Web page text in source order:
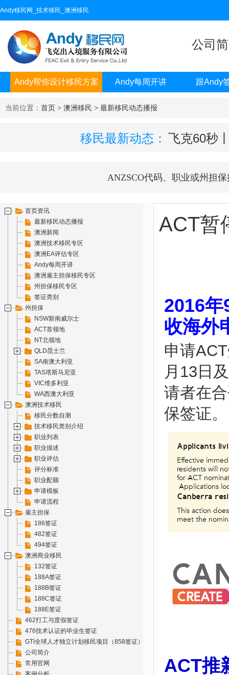
Andy移民网_技术移民_澳洲移民
公司
Andy帮你设计移民方案 Andy每周开讲 跟Andy
当前位置： 首页 > 澳洲移民 > 最新移民动态播报
移民最新动态： 飞克60秒
ANZSCO代码、职业或州担保
首页资讯
最新移民动态播报
澳洲新闻
澳洲技术移民专区
澳洲EA评估专区
Andy每周开讲
澳洲雇主担保移民专区
州担保移民专区
签证类别
州担保
NSW新南威尔士
ACT首领地
NT北领地
QLD昆士兰
SA南澳大利亚
TAS塔斯马尼亚
VIC维多利亚
WA西澳大利亚
澳洲技术移民
移民分数自测
技术移民类别介绍
职业列表
职业描述
职业评估
评分标准
职业配额
申请模板
申请流程
雇主担保
186签证
482签证
494签证
澳洲商业移民
132签证
188A签证
188B签证
188C签证
188E签证
462打工与度假签证
476技术认证的毕业生签证
GTI全球人才独立计划移民项目（858签证）
公司简介
常用官网
ACT暂
2016
收海外
申请
月13日
请者在
保签证。
ACT推